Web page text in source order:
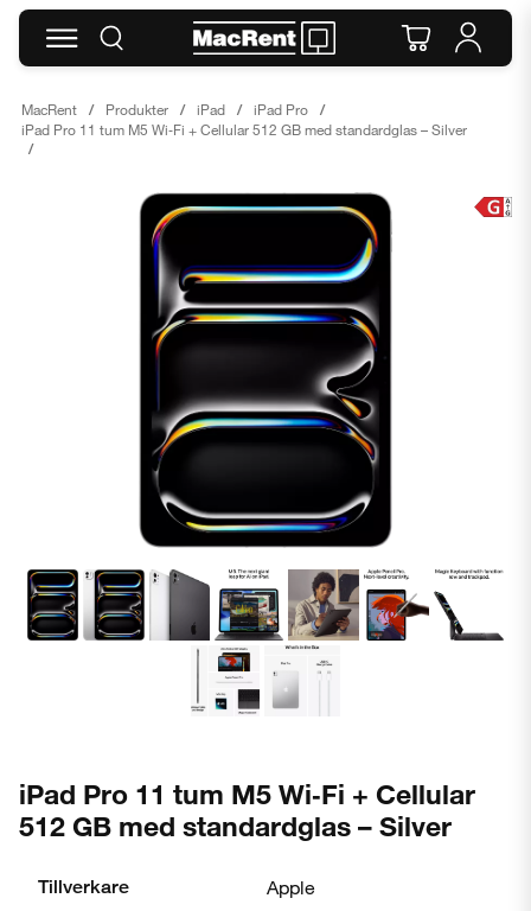
MacRent Produkter iPad
iPad Pro
iPad Pro 11 tum M5 Wi‑Fi + Cellular 512 GB med standardglas – Silver
iPad Pro 11 tum M5 Wi‑Fi + Cellular
512 GB med standardglas – Silver
Tillverkare Apple